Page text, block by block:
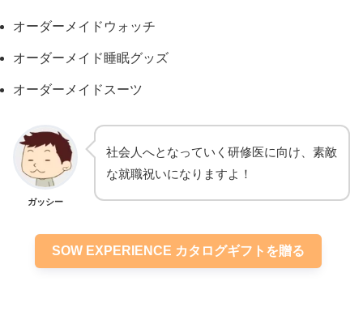
オーダーメイドウォッチ
オーダーメイド睡眠グッズ
オーダーメイドスーツ
ガッシー
社会人へとなっていく研修医に向け、素敵
な就職祝いになりますよ！
SOW EXPERIENCE カタログギフトを贈る